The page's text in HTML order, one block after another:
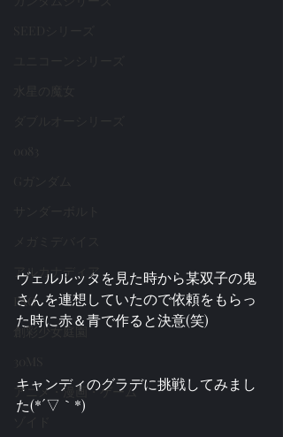
アルカナディア
FAG
創彩少女庭園
アニメ・漫画・ゲーム
ヴェルルッタを見た時から某双子の鬼
さんを連想していたので依頼をもらっ
た時に赤＆青で作ると決意(笑)
キャンディのグラデに挑戦してみまし
た(*´▽｀*)